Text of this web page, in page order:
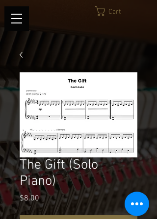
Cart
The Gift (Solo
Piano)
$8.00Price